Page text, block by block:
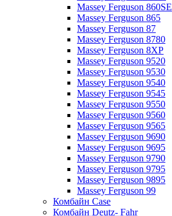
Massey Ferguson 860SE
Massey Ferguson 865
Massey Ferguson 87
Massey Ferguson 8780
Massey Ferguson 8XP
Massey Ferguson 9520
Massey Ferguson 9530
Massey Ferguson 9540
Massey Ferguson 9545
Massey Ferguson 9550
Massey Ferguson 9560
Massey Ferguson 9565
Massey Ferguson 9690
Massey Ferguson 9695
Massey Ferguson 9790
Massey Ferguson 9795
Massey Ferguson 9895
Massey Ferguson 99
Комбайн Case
Комбайн Deutz- Fahr